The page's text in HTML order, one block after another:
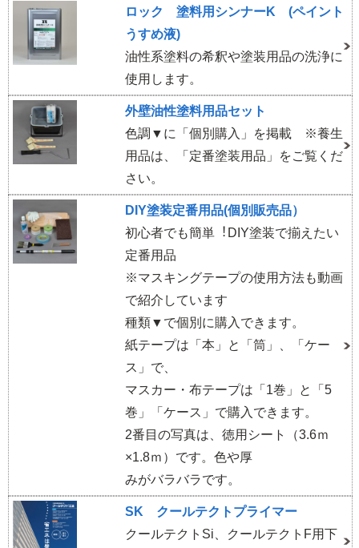
ロック 塗料用シンナーK (ペイント
うすめ液)
油性系塗料の希釈や塗装用品の洗浄に
使用します。
外壁油性塗料用品セット
色調▼に「個別購入」を掲載 ※養生
用品は、「定番塗装用品」をご覧くだ
さい。
DIY塗装定番用品(個別販売品）
初⼼者でも簡単︕DIY塗装で揃えたい
定番用品
※マスキングテープの使用方法も動画
で紹介しています
種類▼で個別に購入できます。
紙テープは「本」と「筒」、「ケー
ス」で、
マスカー・布テープは「1巻」と「5
巻」「ケース」で購入できます。
2番目の写真は、徳用シート（3.6ｍ
×1.8ｍ）です。色や厚
みがバラバラです。
SK クールテクトプライマー
クールテクトSi、クールテクトF用下